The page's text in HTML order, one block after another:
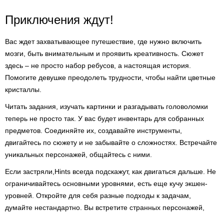
Приключения ждут!
Вас ждет захватывающее путешествие, где нужно включить
мозги, быть внимательным и проявить креативность. Сюжет
здесь – не просто набор ребусов, а настоящая история.
Помогите девушке преодолеть трудности, чтобы найти цветные
кристаллы.
Читать задания, изучать картинки и разгадывать головоломки
теперь не просто так. У вас будет инвентарь для собранных
предметов. Соединяйте их, создавайте инструменты,
двигайтесь по сюжету и не забывайте о сложностях. Встречайте
уникальных персонажей, общайтесь с ними.
Если застряли,Hints всегда подскажут, как двигаться дальше. Не
ограничивайтесь основными уровнями, есть еще кучу экшен-
уровней. Откройте для себя разные подходы к задачам,
думайте нестандартно. Вы встретите странных персонажей,